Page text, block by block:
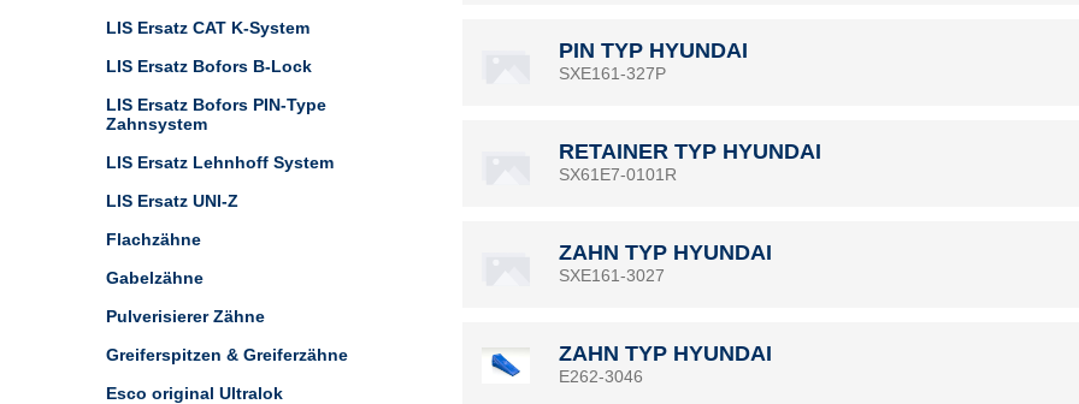
LIS Ersatz CAT K-System
LIS Ersatz Bofors B-Lock
LIS Ersatz Bofors PIN-Type
Zahnsystem
LIS Ersatz Lehnhoff System
LIS Ersatz UNI-Z
Flachzähne
Gabelzähne
Pulverisierer Zähne
Greiferspitzen & Greiferzähne
Esco original Ultralok
PIN TYP HYUNDAI
SXE161-327P
RETAINER TYP HYUNDAI
SX61E7-0101R
ZAHN TYP HYUNDAI
SXE161-3027
ZAHN TYP HYUNDAI
E262-3046